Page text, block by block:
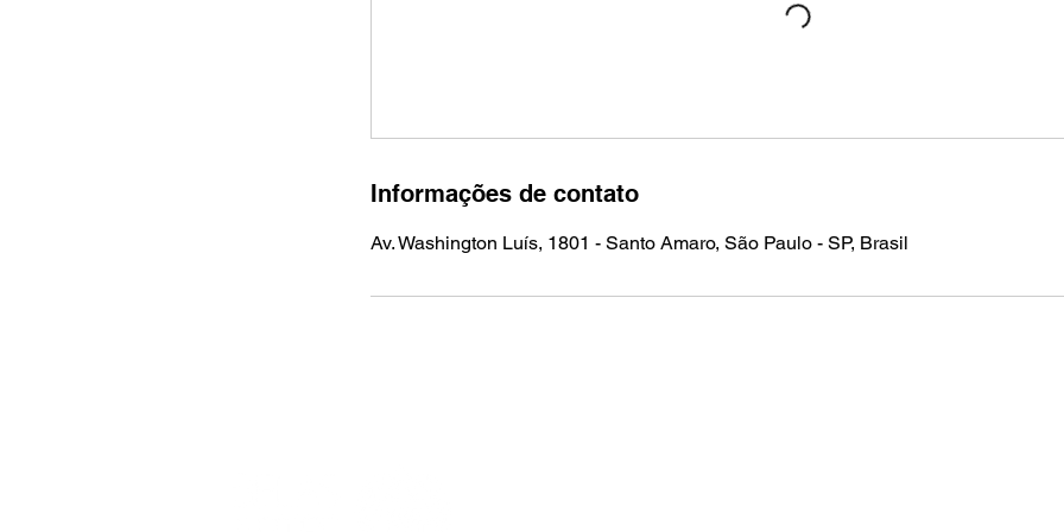
Informações de contato
Av. Washington Luís, 1801 - Santo Amaro, São Paulo - SP, Brasil